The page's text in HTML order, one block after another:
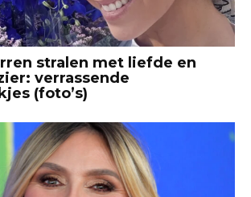
stralen met liefde en
verrassende
(foto’s)